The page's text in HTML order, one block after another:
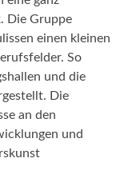
Die Gruppe
einen kleinen
So
und die
Die
an den
und